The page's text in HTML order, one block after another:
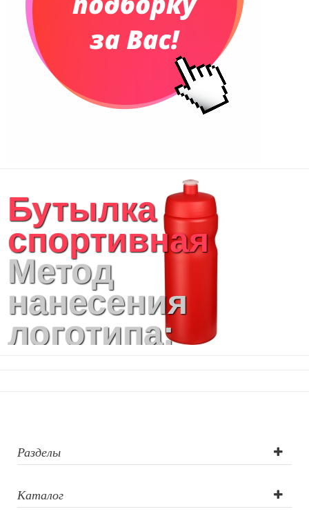
Конференц-сумки
Сумки для покупок промо
Несессеры и косметички
Сумки дорожные
Текстиль для ванной комнаты
Кухонные приспособления
Кухонный текстиль
Ножи разделочные доски
Фоторамки и фотоальбомы
Уход за обувью
Игрушки
Шкатулки
Декоративные подушки
Домашний текстиль
Бутылка
спортивная
Метод
нанесения
логотипа:
Разделы
Каталог